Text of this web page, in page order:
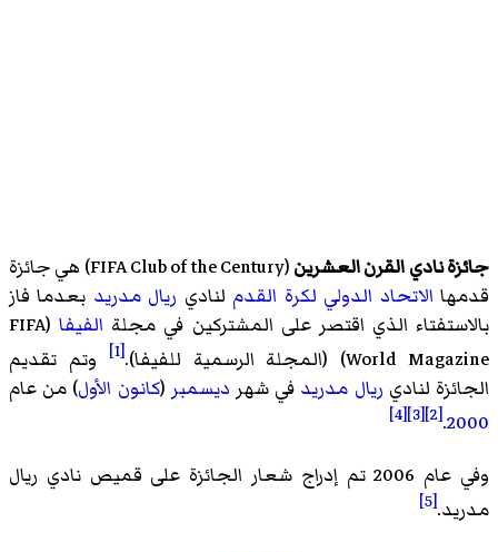
جائزة نادي القرن العشرين(
FIFA Club of the Century)‏ هي جائزة
قدمها الاتحاد الدولي لكرة القدم لنادي ريال مدريد بعدما فاز
بالاستفتاء الذي اقتصر على المشتركين في مجلة الفيفا(
FIFA
World Magazine)‏ (المجلة الرسمية للفيفا).[1]
وتم تقديم
الجائزة لنادي ريال مدريد في شهر ديسمبر (كانون الأول) من عام
2000
.
[2]
[3]
[4]
وفي عام 2006 تم إدراج شعار الجائزة على قميص نادي ريال
مدريد.[5]